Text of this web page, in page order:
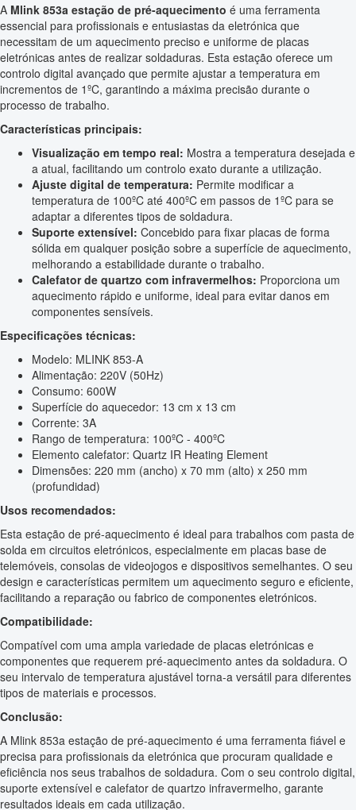
A Mlink 853a estação de pré-aquecimento é uma ferramenta
essencial para profissionais e entusiastas da eletrónica que
necessitam de um aquecimento preciso e uniforme de placas
eletrónicas antes de realizar soldaduras. Esta estação oferece um
controlo digital avançado que permite ajustar a temperatura em
incrementos de 1ºC, garantindo a máxima precisão durante o
processo de trabalho.
Características principais:
Visualização em tempo real: Mostra a temperatura desejada e
a atual, facilitando um controlo exato durante a utilização.
Ajuste digital de temperatura: Permite modificar a
temperatura de 100ºC até 400ºC em passos de 1ºC para se
adaptar a diferentes tipos de soldadura.
Suporte extensível: Concebido para fixar placas de forma
sólida em qualquer posição sobre a superfície de aquecimento,
melhorando a estabilidade durante o trabalho.
Calefator de quartzo com infravermelhos: Proporciona um
aquecimento rápido e uniforme, ideal para evitar danos em
componentes sensíveis.
Especificações técnicas:
Modelo: MLINK 853-A
Alimentação: 220V (50Hz)
Consumo: 600W
Superfície do aquecedor: 13 cm x 13 cm
Corrente: 3A
Rango de temperatura: 100ºC - 400ºC
Elemento calefator: Quartz IR Heating Element
Dimensões: 220 mm (ancho) x 70 mm (alto) x 250 mm
(profundidad)
Usos recomendados:
Esta estação de pré-aquecimento é ideal para trabalhos com pasta de
solda em circuitos eletrónicos, especialmente em placas base de
telemóveis, consolas de videojogos e dispositivos semelhantes. O seu
design e características permitem um aquecimento seguro e eficiente,
facilitando a reparação ou fabrico de componentes eletrónicos.
Compatibilidade:
Compatível com uma ampla variedade de placas eletrónicas e
componentes que requerem pré-aquecimento antes da soldadura. O
seu intervalo de temperatura ajustável torna-a versátil para diferentes
tipos de materiais e processos.
Conclusão:
A Mlink 853a estação de pré-aquecimento é uma ferramenta fiável e
precisa para profissionais da eletrónica que procuram qualidade e
eficiência nos seus trabalhos de soldadura. Com o seu controlo digital,
suporte extensível e calefator de quartzo infravermelho, garante
resultados ideais em cada utilização.